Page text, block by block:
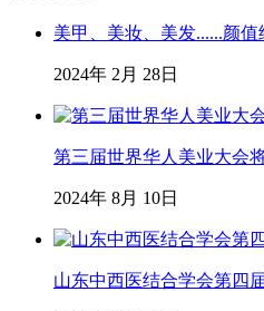
美甲、美妆、美发......颜
2024年 2月 28日
第三届世界华人美业大会
2024年 8月 10日
山东中西医结合学会第四